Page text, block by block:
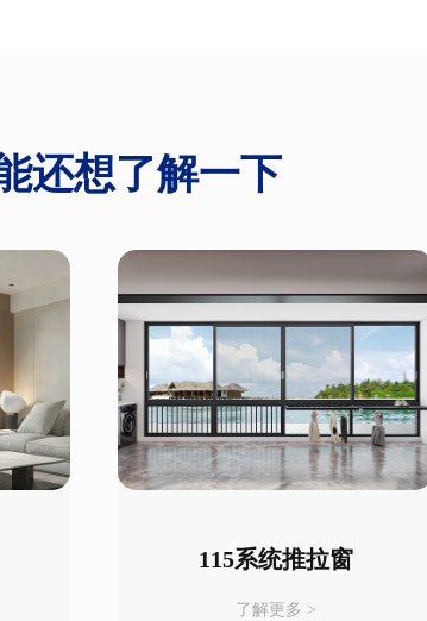
还想了解一下
115系统推拉窗
了解更多 >